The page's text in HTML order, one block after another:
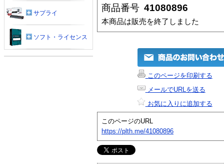
商品番号 41080896
本商品は販売を終了しました
このページを印刷する
メールでURLを送る
お気に入りに追加する
このページのURL
https://plth.me/41080896
サプライ
ソフト・ライセンス